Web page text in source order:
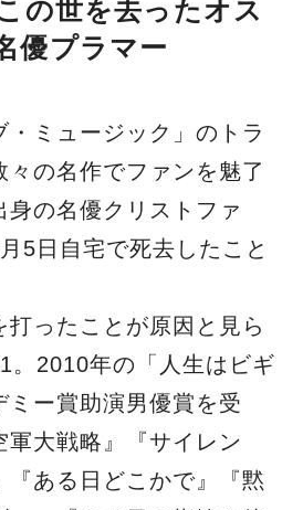
の世を去ったオス
優プラマー
・ミュージック」のトラ
々の名作でファンを魅了
身の名優クリストファ
5日自宅で死去したこと
ったことが原因と見ら
。2010年の「人生はビギ
ミー賞助演男優賞を受
軍大戦略』『サイレン
『ある日どこかで』『黙